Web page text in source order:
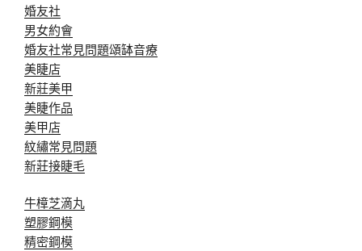
婚友社
男女約會
婚友社常見問題頌缽音療
美睫店
新莊美甲
美睫作品
美甲店
紋繡常見問題
新莊接睫毛
牛樟芝滴丸
塑膠鋼模
精密鋼模